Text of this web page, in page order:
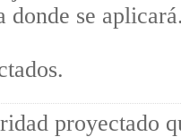
donde se
proyectado